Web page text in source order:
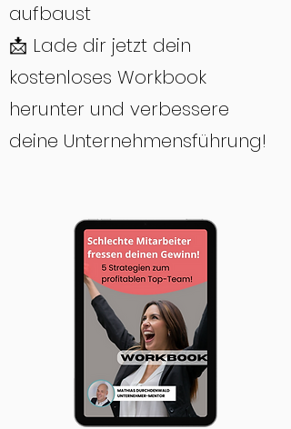
aufbaust
📩 Lade dir jetzt dein
kostenloses Workbook
herunter und verbessere
deine Unternehmensführung!